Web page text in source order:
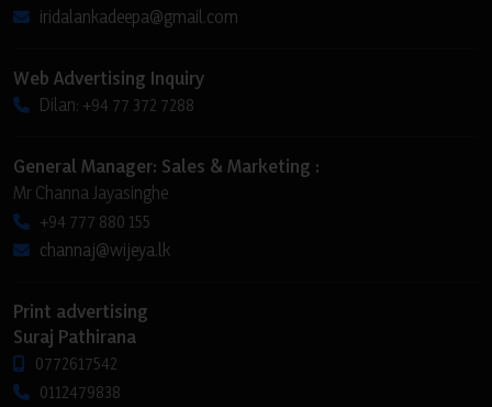
iridalankadeepa@gmail.com
Web Advertising Inquiry
Dilan: +94 77 372 7288
General Manager: Sales & Marketing :
Mr Channa Jayasinghe
+94 777 880 155
channaj@wijeya.lk
Print advertising
Suraj Pathirana
0772617542
0112479838